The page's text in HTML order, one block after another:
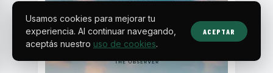
Usamos cookies para mejorar tu
experiencia. Al continuar navegando,
aceptás nuestro uso de cookies.
ACEPTAR